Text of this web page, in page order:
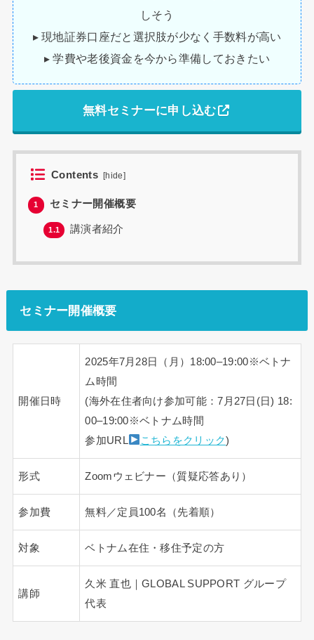
しそう
▸ 現地証券口座だと選択肢が少なく手数料が高い
▸ 学費や老後資金を今から準備しておきたい
無料セミナーに申し込む
Contents [hide]
1 セミナー開催概要
1.1 講演者紹介
セミナー開催概要
開催日時
2025年7月28日（月）18:00–19:00※ベトナ
ム時間
(海外在住者向け参加可能：7月27日(日) 18:
00–19:00※ベトナム時間
参加URL
こちらをクリック)
形式 Zoomウェビナー（質疑応答あり）
参加費 無料／定員100名（先着順）
対象 ベトナム在住・移住予定の方
講師
久米 直也｜GLOBAL SUPPORT グループ
代表